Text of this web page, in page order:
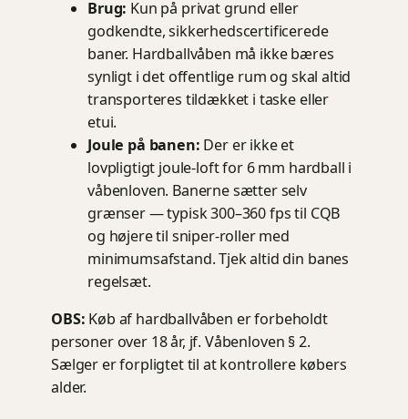
Brug: Kun på privat grund eller
godkendte, sikkerhedscertificerede
baner. Hardballvåben må ikke bæres
synligt i det offentlige rum og skal altid
transporteres tildækket i taske eller
etui.
Joule på banen: Der er ikke et
lovpligtigt joule-loft for 6 mm hardball i
våbenloven. Banerne sætter selv
grænser — typisk 300–360 fps til CQB
og højere til sniper-roller med
minimumsafstand. Tjek altid din banes
regelsæt.
OBS: Køb af hardballvåben er forbeholdt
personer over 18 år, jf. Våbenloven § 2.
Sælger er forpligtet til at kontrollere købers
alder.